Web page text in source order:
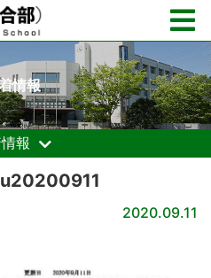
情報
報
2020.09.11